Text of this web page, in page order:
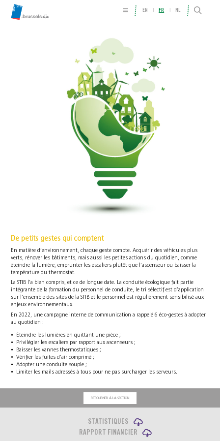
EN FR NL
De petits gestes qui comptent
En matière d’environnement, chaque geste compte. Acquérir des véhicules plus
verts, rénover les bâtiments, mais aussi les petites actions du quotidien, comme
éteindre la lumière, emprunter les escaliers plutôt que l’ascenseur ou baisser la
température du thermostat.
La STIB l’a bien compris, et ce de longue date. La conduite écologique fait partie
intégrante de la formation du personnel de conduite, le tri sélectif est d’application
sur l’ensemble des sites de la STIB et le personnel est régulièrement sensibilisé aux
enjeux environnementaux.
En 2022, une campagne interne de communication a rappelé 6 éco-gestes à adopter
au quotidien :
Éteindre les lumières en quittant une pièce ;
Privilégier les escaliers par rapport aux ascenseurs ;
Baisser les vannes thermostatiques ;
Vérifier les fuites d’air comprimé ;
Adopter une conduite souple ;
Limiter les mails adressés à tous pour ne pas surcharger les serveurs.
RETOURNER À LA SECTION
STATISTIQUES
RAPPORT FINANCIER